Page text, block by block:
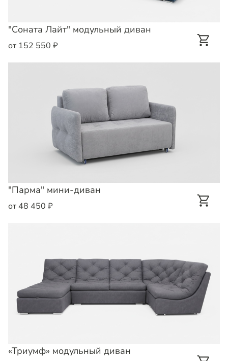
"Соната Лайт" модульный диван
от 152 550 ₽
"Парма" мини-диван
от 48 450 ₽
«Триумф» модульный диван